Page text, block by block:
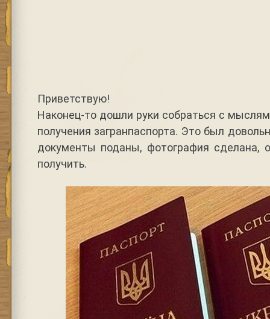
Приветствую!
Наконец-то дошли руки собраться с
получения загранпаспорта. Это был
документы поданы, фотография сделана,
получить.